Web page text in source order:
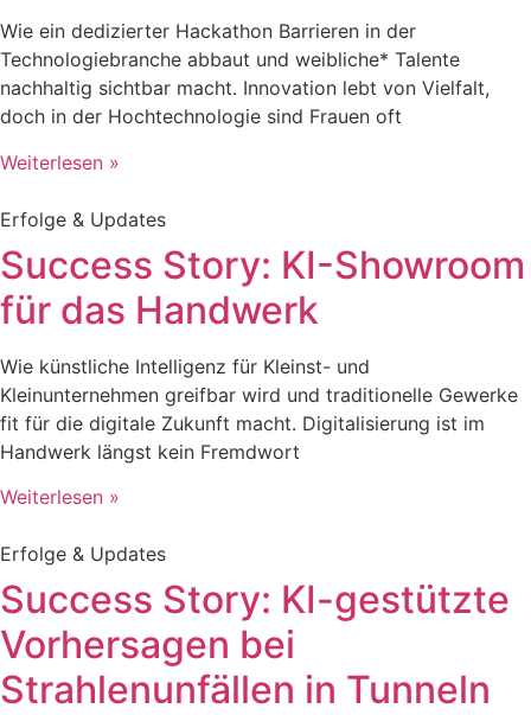
Wie ein dedizierter Hackathon Barrieren in der
Technologiebranche abbaut und weibliche* Talente
nachhaltig sichtbar macht. Innovation lebt von Vielfalt,
doch in der Hochtechnologie sind Frauen oft
Weiterlesen »
Erfolge & Updates
Success Story: KI-Showroom
für das Handwerk
Wie künstliche Intelligenz für Kleinst- und
Kleinunternehmen greifbar wird und traditionelle Gewerke
fit für die digitale Zukunft macht. Digitalisierung ist im
Handwerk längst kein Fremdwort
Weiterlesen »
Erfolge & Updates
Success Story: KI-gestützte
Vorhersagen bei
Strahlenunfällen in Tunneln